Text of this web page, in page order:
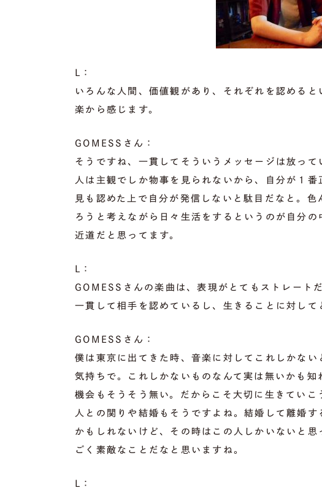
L：
いろんな人間、価値観があり、それぞれを認める
楽から感じます。
GOMESSさん：
そうですね、一貫してそういうメッセージは放って
人は主観でしか物事を見られないから、自分が１
見も認めた上で自分が発信しないと駄目だなと。
ろうと考えながら日々生活をするというのが自分
近道だと思ってます。
L：
GOMESSさんの楽曲は、表現がとてもストレート
一貫して相手を認めているし、生きることに対して
GOMESSさん：
僕は東京に出てきた時、音楽に対してこれしかな
気持ちで。これしかないものなんて実は無いかも
機会もそうそう無い。だからこそ大切に生きていこ
人との関りや結婚もそうですよね。結婚して離婚
かもしれないけど、その時はこの人しかいないと
ごく素敵なことだなと思いますね。
L：